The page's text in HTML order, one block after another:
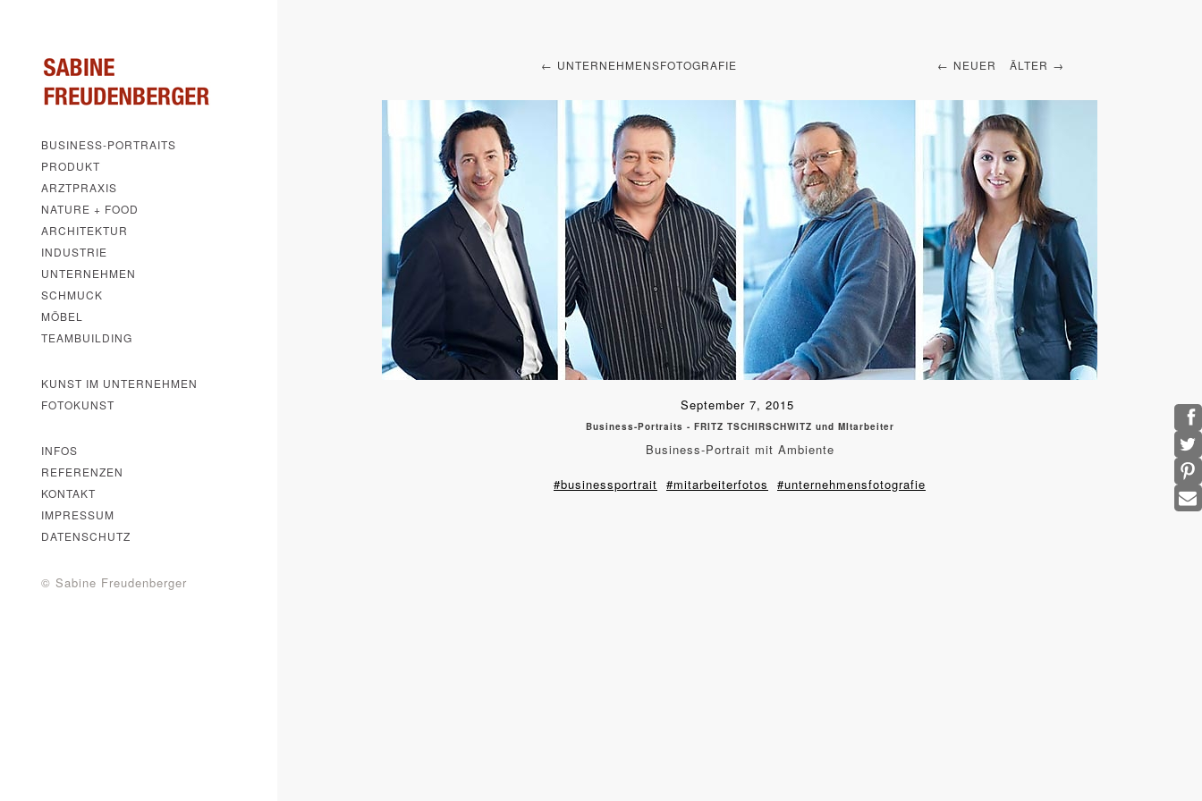
BUSINESS-PORTRAITS
PRODUKT
ARZTPRAXIS
NATURE + FOOD
ARCHITEKTUR
INDUSTRIE
UNTERNEHMEN
SCHMUCK
MÖBEL
TEAMBUILDING
KUNST IM UNTERNEHMEN
FOTOKUNST
INFOS
REFERENZEN
KONTAKT
IMPRESSUM
DATENSCHUTZ
© Sabine Freudenberger
NEUER ÄLTER
UNTERNEHMENSFOTOGRAFIE
September 7, 2015
Business-Portraits - FRITZ TSCHIRSCHWITZ und MItarbeiter
Business-Portrait mit Ambiente
#businessportrait #mitarbeiterfotos #unternehmensfotografie